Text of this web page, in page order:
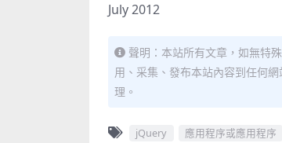
July 2012
聲明：本站所有文章，如無特
用、采集、發布本站內容到任何
理。
jQuery 應用程序或應用程序